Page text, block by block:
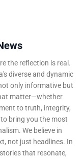
the reflection is real.
diverse and dynamic
only informative but
matter—whether
to truth, integrity,
bring you the most
We believe in
not just headlines. In
that resonate,